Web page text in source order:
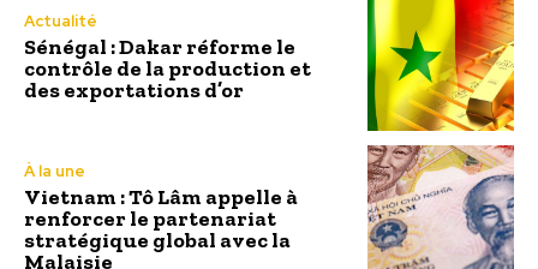
Actualité
Sénégal : Dakar réforme le
contrôle de la production et
des exportations d’or
À la une
Vietnam : Tô Lâm appelle à
renforcer le partenariat
stratégique global avec la
Malaisie